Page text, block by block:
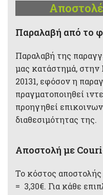
Παραλαβή από το
Παραλαβή της
μας κατάστημά,
20131, εφόσον η
πραγματοποιηθεί
προηγηθεί
διαθεσιμότητας της.
Αποστολή με
Το κόστος
= 3,30€. Για κάθε